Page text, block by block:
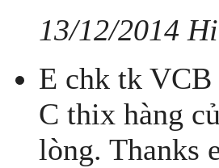
13/12/2014
E chk tk VCB
C thix hàng
lòng. Thanks